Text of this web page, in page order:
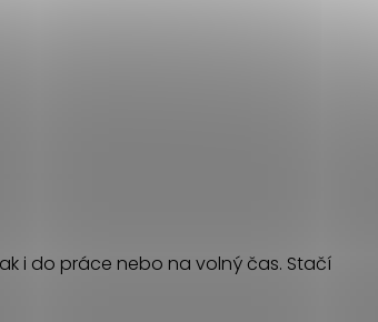
i do práce nebo na volný čas. Stačí